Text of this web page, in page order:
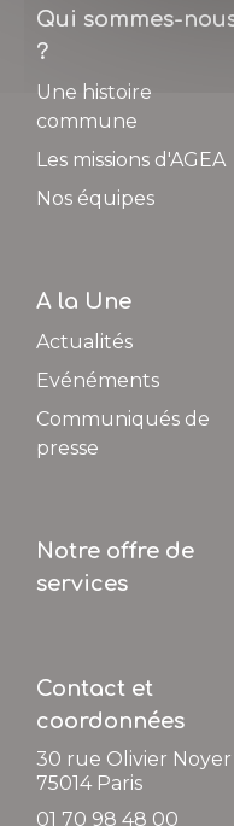
Qui sommes-
?
Une histoire
commune
Les missions d'AGEA
Nos équipes
A la Une
Actualités
Evénéments
Communiqués de
presse
Notre offre de
services
Contact et
coordonnées
30 rue Olivier Noyer
75014 Paris
01 70 98 48 00